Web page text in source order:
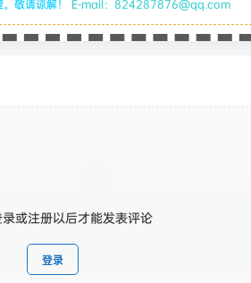
敬请谅解！ E-mail：824287876@qq.com
或注册以后才能发表评论
登录